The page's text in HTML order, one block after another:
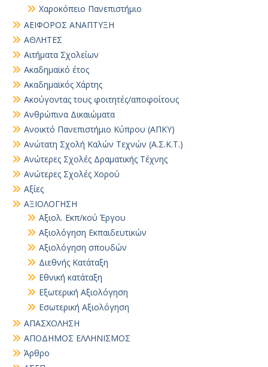
Χαροκόπειο Πανεπιστήμιο
ΑΕΙΦΟΡΟΣ ΑΝΑΠΤΥΞΗ
ΑΘΛΗΤΕΣ
Αιτήματα Σχολείων
Ακαδημαϊκό έτος
Ακαδημαϊκός Χάρτης
Ακούγοντας τους φοιτητές/αποφοίτους
Ανθρώπινα Δικαιώματα
Ανοικτό Πανεπιστήμιο Κύπρου (ΑΠΚΥ)
Ανώτατη Σχολή Καλών Τεχνών (Α.Σ.Κ.Τ.)
Ανώτερες Σχολές Δραματικής Τέχνης
Ανώτερες Σχολές Χορού
Αξίες
ΑΞΙΟΛΟΓΗΣΗ
Αξιολ. Εκπ/κού Έργου
Αξιολόγηση Εκπαιδευτικών
Αξιολόγηση σπουδών
Διεθνής Κατάταξη
Εθνική κατάταξη
Εξωτερική Αξιολόγηση
Εσωτερική Αξιολόγηση
ΑΠΑΣΧΟΛΗΣΗ
ΑΠΟΔΗΜΟΣ ΕΛΛΗΝΙΣΜΟΣ
Άρθρο